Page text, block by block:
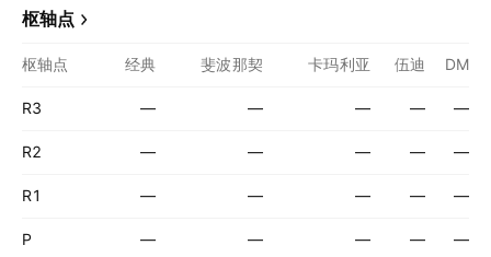
枢轴点
枢轴点 经典 斐波那契 卡玛利亚 伍迪 DM
R3 — — — — —
R2 — — — — —
R1 — — — — —
P — — — — —